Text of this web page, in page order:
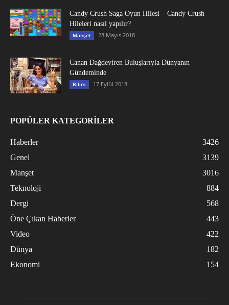
Candy Crush Saga Oyun Hilesi – Candy Crush
Hileleri nasıl yapılır?
Manşet 28 Mayıs 2018
Canan Dağdeviren Buluşlarıyla Dünyanın
Gündeminde
Bilim 17 Eylül 2018
POPÜLER KATEGORİLER
Haberler
3426
Genel
3139
Manşet
3016
Teknoloji
884
Dergi
568
Öne Çıkan Haberler
443
Video
422
Dünya
182
Ekonomi
154